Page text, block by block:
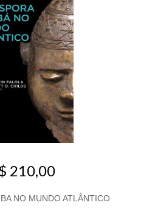
210,00
NO MUNDO ATLÂNTICO